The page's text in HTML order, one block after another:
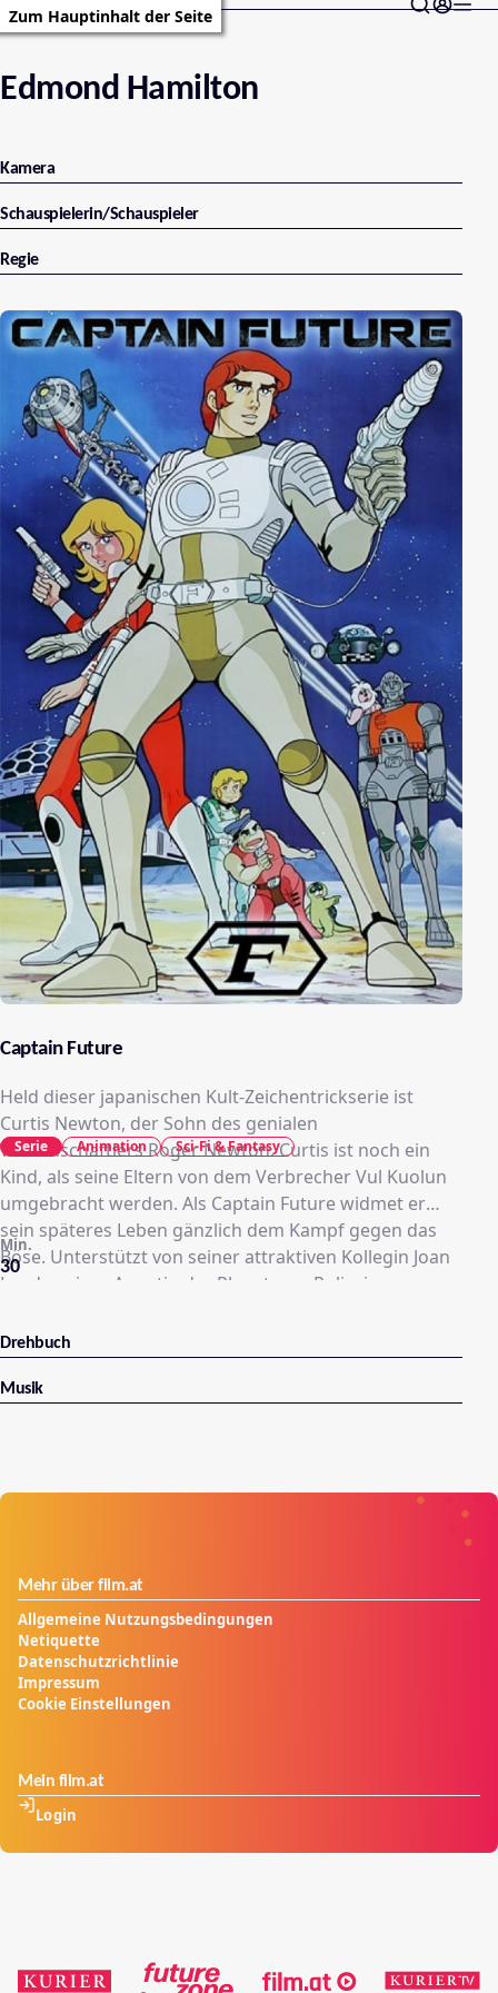
Zum Hauptinhalt der Seite
Edmond Hamilton
Kamera
Schauspielerin/Schauspieler
Regie
Captain Future
Held dieser japanischen Kult-Zeichentrickserie ist
Curtis Newton, der Sohn des genialen
Wissenschaftlers Roger Newton. Curtis ist noch ein
Kind, als seine Eltern von dem Verbrecher Vul Kuolun
umgebracht werden. Als Captain Future widmet er
sein späteres Leben gänzlich dem Kampf gegen das
Böse. Unterstützt von seiner attraktiven Kollegin Joan
Landor, einer Agentin der Planetaren Polizei,
Universum, um für Frieden und Gerechtigkeit zu
sorgen.
30
Min.
Serie Animation Sci-Fi & Fantasy
Drehbuch
Musik
Mehr über film.at
Allgemeine Nutzungsbedingungen
Netiquette
Datenschutzrichtlinie
Impressum
Cookie Einstellungen
Mein film.at
Login